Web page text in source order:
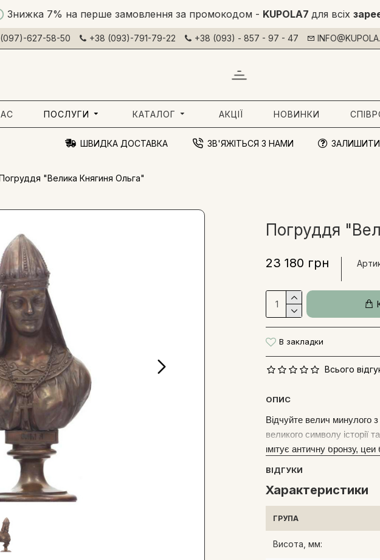
Знижка 7% на перше замовлення за промокодом - KUPOLA7 для всіх
627-58-50 +38 (093)-791-79-22 +38 (093) - 857 - 97 - 47
ПОСЛУГИ КАТАЛОГ АКЦІЇ НОВИНКИ
ШВИДКА ДОСТАВКА ЗВ'ЯЖІТЬСЯ З НАМИ
"Велика Княгиня Ольга"
Погруддя
Всього
23 180 грн
В закладки
ОПИС
Відчуйте велич минулого
великого символу історії
імітує античну бронзу,
сили та мудрості, ця
будучи ідеальним вибором
поважає велику спадщину
центральною фігурою
особистостей.
ВІДГУКИ
Характеристики
ГРУПА
Висота, мм: